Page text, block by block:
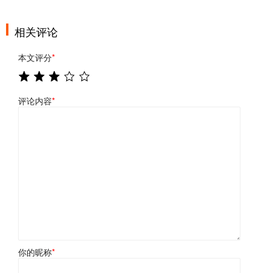
相关评论
本文评分*
评论内容*
你的昵称*